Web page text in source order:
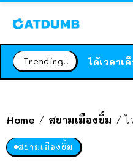
Trending!!
Home / สยามเมืองยิ้ม / ไว
สยามเมืองยิ้ม